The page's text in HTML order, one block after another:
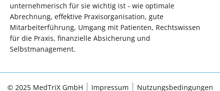
unternehmerisch für sie wichtig ist - wie optimale
Abrechnung, effektive Praxisorganisation, gute
Mitarbeiterführung, Umgang mit Patienten, Rechtswissen
für die Praxis, finanzielle Absicherung und
Selbstmanagement.
© 2025 MedTriX GmbH Impressum Nutzungsbedingungen